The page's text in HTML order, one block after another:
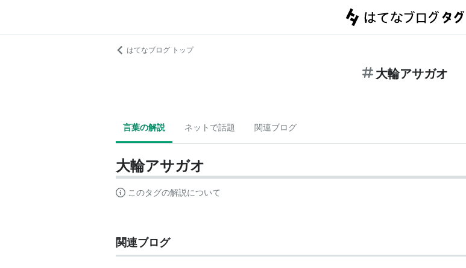
はてなブログ トップ
大輪アサガオ
言葉の解説 ネットで話題 関連ブログ
大輪アサガオ
このタグの解説について
関連ブログ